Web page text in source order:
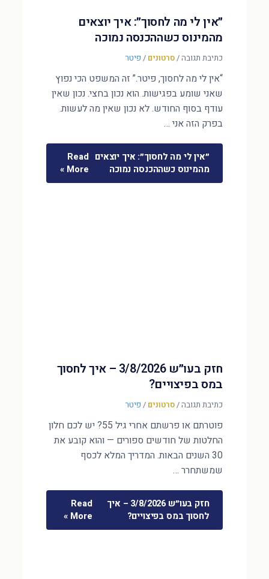
״אין לי מה לחסוך״: איך יוצאים
מהמינוס כשההכנסה נמוכה
כתיבת תגובה/סרטונים / פיטר
“אין לי מה לחסוך, פיטר.” זה המשפט הכי נפוץ
שאני שומע בפגישות. הוא נכון בחצי. נכון שאין
עודף בסוף החודש. לא נכון שאין מה לעשות.
בפרק הזה אני …
״אין לי מה לחסוך״: איך יוצאים
מהמינוס כשההכנסה נמוכה
Read
More »
חזק בעו״ש 3/8/2026 – איך לחסוך
במס בפיצויים?
כתיבת תגובה/סרטונים / פיטר
פוטרתם או פרשתם אחרי גיל 55? יש לכם חלון
החלטות של חודשים ספורים — והוא קובע את
30 השנים הבאות. המדריך המלא לכסף
שמשתחרר …
חזק בעו״ש 3/8/2026 – איך
לחסוך במס בפיצויים?
Read
More »